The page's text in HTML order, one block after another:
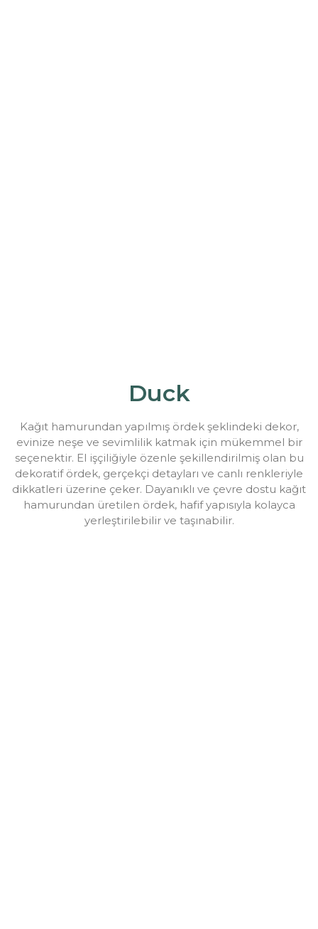
Duck
Kağıt hamurundan yapılmış ördek şeklindeki dekor,
evinize neşe ve sevimlilik katmak için mükemmel bir
seçenektir. El işçiliğiyle özenle şekillendirilmiş olan bu
dekoratif ördek, gerçekçi detayları ve canlı renkleriyle
dikkatleri üzerine çeker. Dayanıklı ve çevre dostu kağıt
hamurundan üretilen ördek, hafif yapısıyla kolayca
yerleştirilebilir ve taşınabilir.